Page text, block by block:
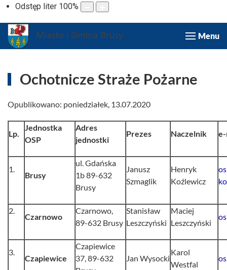
Odstęp liter 100%
Menu
Ochotnicze Straże Pożarne
Opublikowano: poniedziałek, 13.07.2020
Lp.
Jednostka
OSP
Adres
jednostki
Prezes Naczelnik
1.
Brusy
ul. Gdańska
1b 89-632
Brusy
Janusz
Szmaglik
Henryk
Koźlewicz
2.
Czarnowo
Czarnowo,
89-632 Brusy
Stanisław
Leszczyński
Maciej
Leszczyński
3.
Czapiewice
Czapiewice
37, 89-632
Jan Wysocki
Karol
Westfal